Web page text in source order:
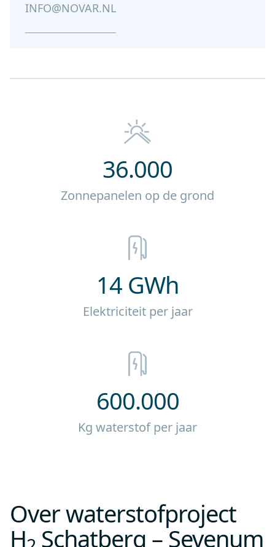
INFO@NOVAR.NL
36.000
Zonnepanelen op de grond
14 GWh
Elektriciteit per jaar
600.000
Kg waterstof per jaar
Over waterstofproject
H Schatberg – Sevenum